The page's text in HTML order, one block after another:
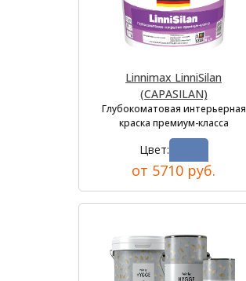
Linnimax LinniSilan
(CAPASILAN)
Глубокоматовая интерьерная
краска премиум-класса
Цвет:
от 5710 руб.